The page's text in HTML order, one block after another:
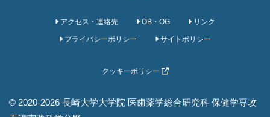
アクセス・連絡先 OB・OG リンク
プライバシーポリシー サイトポリシー
クッキーポリシー
© 2020-2026 長崎大学大学院 医歯薬学総合研究科 保健学専攻